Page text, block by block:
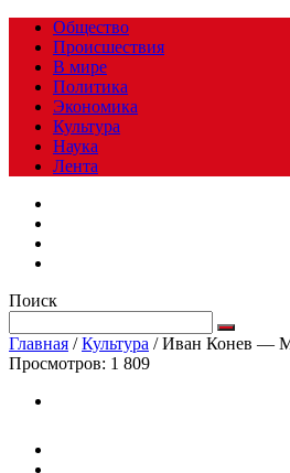
Общество
Происшествия
В мире
Политика
Экономика
Культура
Наука
Лента
Поиск
Главная /Культура /Иван Конев —
Просмотров: 1 809